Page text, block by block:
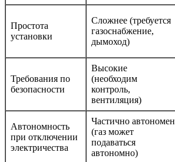
Простота
установки
Сложнее (требуется
газоснабжение,
дымоход)
Требования по
безопасности
Высокие
(необходим
контроль,
вентиляция)
Автономность
при отключении
электричества
Частично автономен
(газ может
подаваться
автономно)